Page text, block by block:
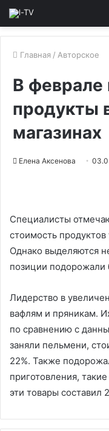
Главная / Авторское
В
продукты
магазинах
Елена Аксенова
Специалисты
стоимость продуктов
Однако выделяются
позиции подорожали
Лидерство в
вафлям и пряникам.
по сравнению с
заняли пельмени,
22%. Также
приготовления,
эти товары составил